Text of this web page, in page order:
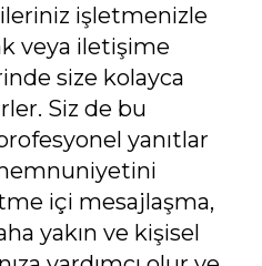
işletmenizle
veya iletişime
size kolayca
Siz de bu
yanıtlar
içi mesajlaşma,
yakın ve kişisel